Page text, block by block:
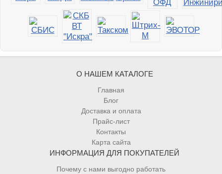
О НАШЕМ КАТАЛОГЕ
Главная
Блог
Доставка и оплата
Прайс-лист
Контакты
Карта сайта
ИНФОРМАЦИЯ ДЛЯ ПОКУПАТЕЛЕЙ
Почему с нами выгодно работать